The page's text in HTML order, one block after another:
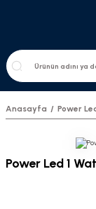
Anasayfa Power
Power Led 1